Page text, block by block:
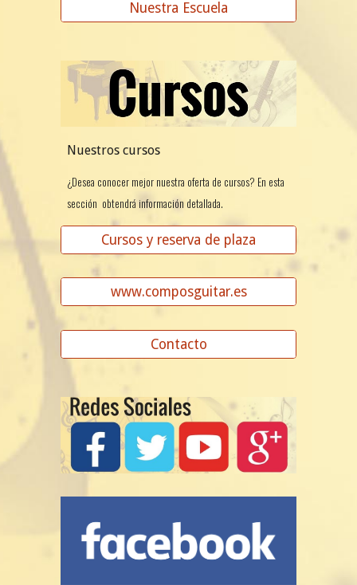
Nuestra Escuela
Nuestros cursos
¿Desea conocer mejor nuestra oferta de cursos? En esta
sección obtendrá información detallada.
Cursos y reserva de plaza
www.composguitar.es
Contacto